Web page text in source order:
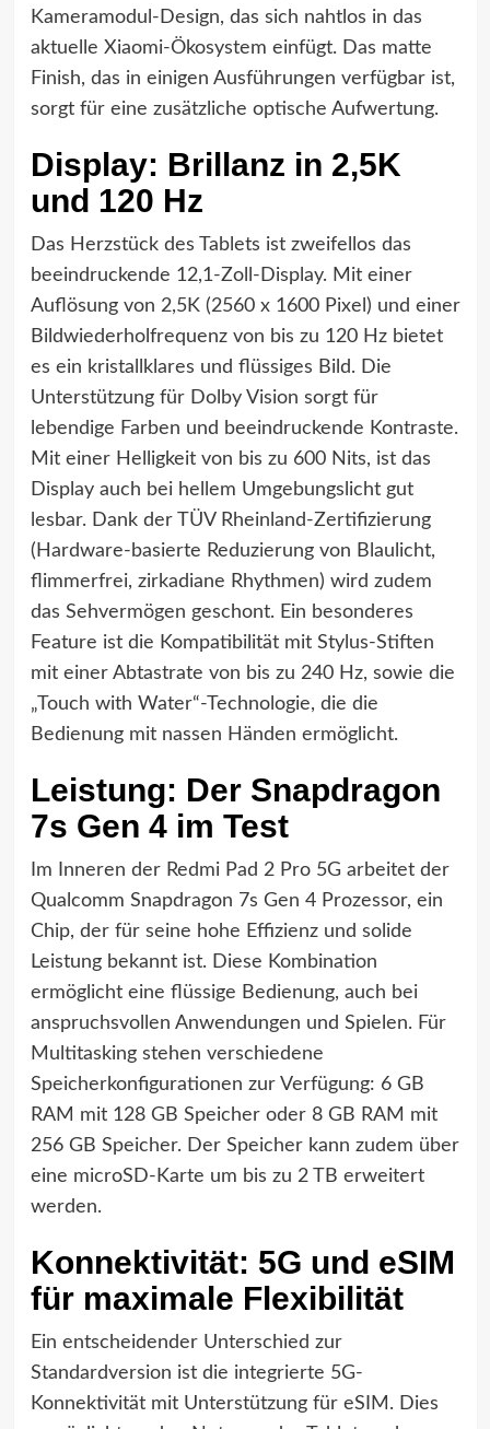
Kameramodul-Design, das sich nahtlos in das
aktuelle Xiaomi-Ökosystem einfügt. Das matte
Finish, das in einigen Ausführungen verfügbar ist,
sorgt für eine zusätzliche optische Aufwertung.
Display: Brillanz in 2,5K
und 120 Hz
Das Herzstück des Tablets ist zweifellos das
beeindruckende 12,1-Zoll-Display. Mit einer
Auflösung von 2,5K (2560 x 1600 Pixel) und einer
Bildwiederholfrequenz von bis zu 120 Hz bietet
es ein kristallklares und flüssiges Bild. Die
Unterstützung für Dolby Vision sorgt für
lebendige Farben und beeindruckende Kontraste.
Mit einer Helligkeit von bis zu 600 Nits, ist das
Display auch bei hellem Umgebungslicht gut
lesbar. Dank der TÜV Rheinland-Zertifizierung
(Hardware-basierte Reduzierung von Blaulicht,
flimmerfrei, zirkadiane Rhythmen) wird zudem
das Sehvermögen geschont. Ein besonderes
Feature ist die Kompatibilität mit Stylus-Stiften
mit einer Abtastrate von bis zu 240 Hz, sowie die
„Touch with Water“-Technologie, die die
Bedienung mit nassen Händen ermöglicht.
Leistung: Der Snapdragon
7s Gen 4 im Test
Im Inneren der Redmi Pad 2 Pro 5G arbeitet der
Qualcomm Snapdragon 7s Gen 4 Prozessor, ein
Chip, der für seine hohe Effizienz und solide
Leistung bekannt ist. Diese Kombination
ermöglicht eine flüssige Bedienung, auch bei
anspruchsvollen Anwendungen und Spielen. Für
Multitasking stehen verschiedene
Speicherkonfigurationen zur Verfügung: 6 GB
RAM mit 128 GB Speicher oder 8 GB RAM mit
256 GB Speicher. Der Speicher kann zudem über
eine microSD-Karte um bis zu 2 TB erweitert
werden.
Konnektivität: 5G und eSIM
für maximale Flexibilität
Ein entscheidender Unterschied zur
Standardversion ist die integrierte 5G-
Konnektivität mit Unterstützung für eSIM. Dies